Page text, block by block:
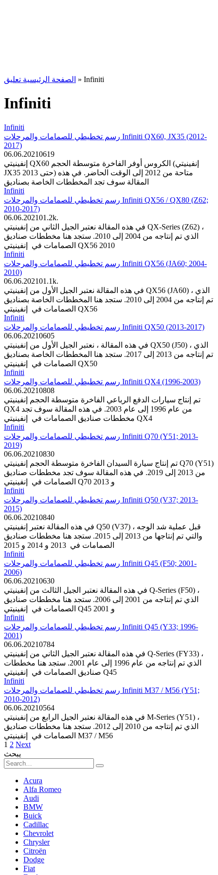
الصفحة الرئيسية تعليق » Infiniti
Infiniti
Infiniti
رسم تخطيطي للصمامات والمرحلات Infiniti QX60, JX35 (2012-
2017)
06.06.20210619
إنفينيتي QX60 الكروس أوفر الفاخرة متوسطة الحجم (إنفينيتي
JX35 حتى 2013) متاحة من 2012 إلى الوقت الحاضر. في هذه
المقالة سوف تجد المخططات الخاصة بصناديق
Infiniti
رسم تخطيطي للصمامات والمرحلات Infiniti QX56 / QX80 (Z62;
2010-2017)
06.06.202101.2k.
في هذه المقالة نعتبر الجيل الثاني من إنفينيتي QX-Series (Z62) ،
الذي تم إنتاجه من 2004 إلى 2010. ستجد هنا مخططات صناديق
الصمامات في إنفينيتي QX56 2010
Infiniti
رسم تخطيطي للصمامات والمرحلات Infiniti QX56 (JA60; 2004-
2010)
06.06.202101.1k.
في هذه المقالة نعتبر الجيل الأول من إنفينيتي QX56 (JA60) ، الذي
تم إنتاجه من 2004 إلى 2010. ستجد هنا المخططات الخاصة بصناديق
الصمامات في إنفينيتي QX56
Infiniti
رسم تخطيطي للصمامات والمرحلات Infiniti QX50 (2013-2017)
06.06.20210605
في هذه المقالة ، نعتبر الجيل الأول من إنفينيتي QX50 (J50) ، الذي
تم إنتاجه من 2013 إلى 2017. ستجد هنا المخططات الخاصة بصناديق
الصمامات في إنفينيتي QX50
Infiniti
رسم تخطيطي للصمامات والمرحلات Infiniti QX4 (1996-2003)
06.06.20210808
تم إنتاج سيارات الدفع الرباعي الفاخرة متوسطة الحجم إنفينيتي
QX4 من عام 1996 إلى عام 2003. في هذه المقالة سوف تجد
مخططات صناديق الصمامات في إنفينيتي QX4
Infiniti
رسم تخطيطي للصمامات والمرحلات Infiniti Q70 (Y51; 2013-
2019)
06.06.20210830
تم إنتاج سيارة السيدان الفاخرة متوسطة الحجم إنفينيتي Q70 (Y51)
من 2013 إلى 2019. في هذه المقالة سوف تجد مخططات صناديق
الصمامات في إنفينيتي Q70 2013 و
Infiniti
رسم تخطيطي للصمامات والمرحلات Infiniti Q50 (V37; 2013-
2015)
06.06.20210840
في هذه المقالة نعتبر إنفينيتي Q50 (V37) قبل عملية شد الوجه ،
والتي تم إنتاجها من 2013 إلى 2015. ستجد هنا مخططات صناديق
الصمامات في 2013 و 2014 و 2015
Infiniti
رسم تخطيطي للصمامات والمرحلات Infiniti Q45 (F50; 2001-
2006)
06.06.20210630
في هذه المقالة نعتبر الجيل الثالث من إنفينيتي Q-Series (F50) ،
الذي تم إنتاجه من 2001 إلى 2006. ستجد هنا مخططات صناديق
الصمامات في إنفينيتي Q45 2001 و
Infiniti
رسم تخطيطي للصمامات والمرحلات Infiniti Q45 (Y33; 1996-
2001)
06.06.20210784
في هذه المقالة نعتبر الجيل الثاني من إنفينيتي Q-Series (FY33) ،
الذي تم إنتاجه من عام 1996 إلى عام 2001. ستجد هنا مخططات
صناديق الصمامات في إنفينيتي Q45
Infiniti
رسم تخطيطي للصمامات والمرحلات Infiniti M37 / M56 (Y51;
2010-2012)
06.06.20210564
في هذه المقالة نعتبر الجيل الرابع من إنفينيتي M-Series (Y51) ،
الذي تم إنتاجه من 2010 إلى 2012. ستجد هنا مخططات صناديق
الصمامات في إنفينيتي M37 / M56
Posts
pagination
1 2 Next
يبحث
Search
for:
Acura
Alfa Romeo
Audi
BMW
Buick
Cadillac
Chevrolet
Chrysler
Citroën
Dodge
Fiat